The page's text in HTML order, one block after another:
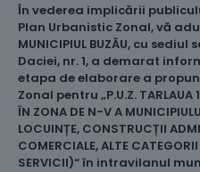
În vederea implicării
Plan Urbanistic Zonal, vă
MUNICIPIUL BUZĂU, cu
Daciei, nr. 1, a demarat
etapa de elaborare a
Zonal pentru „P.U.Z. TARLAUA
ÎN ZONA DE N-V A
LOCUINȚE, CONSTRUCȚII
COMERCIALE, ALTE
SERVICII)“ în intravilanul